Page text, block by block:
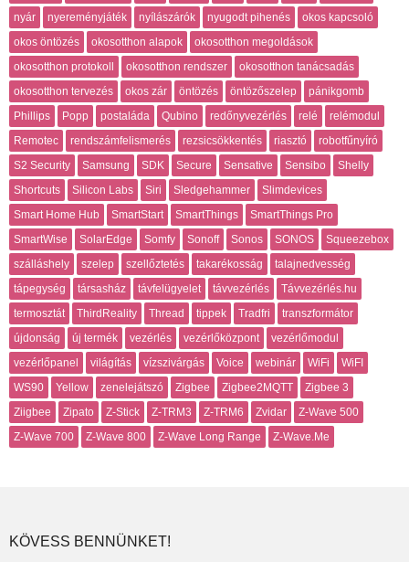
nyár
nyereményjáték nyílászárók nyugodt pihenés
okos kapcsoló
okos öntözés
okosotthon alapok
okosotthon megoldások
okosotthon protokoll
okosotthon rendszer
okosotthon tanácsadás
okosotthon tervezés
okos zár öntözés öntözőszelep
pánikgomb
Phillips
Popp postaláda Qubino redőnyvezérlés relé
relémodul
Remotec
rendszámfelismerés rezsicsökkentés riasztó
robotfűnyíró
S2 Security
Samsung SDK Secure Sensative Sensibo
Shelly
Shortcuts
Silicon Labs Siri Sledgehammer
Slimdevices
Smart Home Hub
SmartStart SmartThings
SmartThings Pro
SmartWise
SolarEdge Somfy Sonoff Sonos SONOS
Squeezebox
szálláshely
szelep szellőztetés takarékosság
talajnedvesség
tápegység
társasház távfelügyelet távvezérlés
Távvezérlés.hu
termosztát
ThirdReality Thread tippek Tradfri
transzformátor
újdonság
új termék vezérlés vezérlőközpont
vezérlőmodul
vezérlőpanel
világítás vízszivárgás Voice webinár WiFi
WiFI
WS90
Yellow zenelejátszó Zigbee Zigbee2MQTT
Zigbee 3
Ziigbee
Zipato Z-Stick Z-TRM3 Z-TRM6 Zvidar
Z-Wave 500
Z-Wave 700
Z-Wave 800 Z-Wave Long Range Z-Wave.Me
KÖVESS BENNÜNKET!